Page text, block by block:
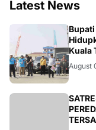
Latest News
Bupati
August